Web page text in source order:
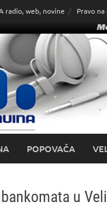
radio, web, novine Pravo
POPOVAČA
u